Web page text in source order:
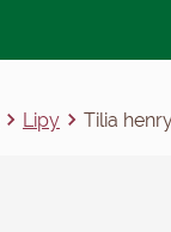
Lipy Tilia